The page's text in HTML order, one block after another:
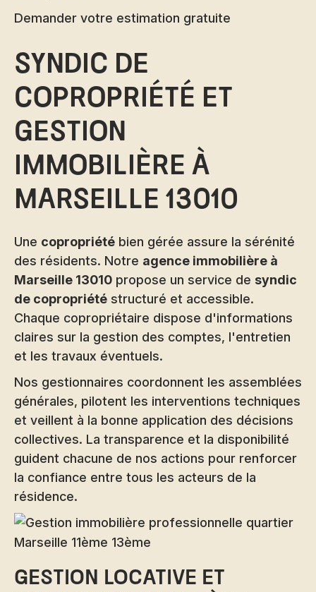
Demander votre estimation gratuite
Syndic de
copropriété et
gestion
immobilière à
Marseille 13010
Une copropriété bien gérée assure la sérénité
des résidents. Notre agence immobilière à
Marseille 13010 propose un service de syndic
de copropriété structuré et accessible.
Chaque copropriétaire dispose d'informations
claires sur la gestion des comptes, l'entretien
et les travaux éventuels.
Nos gestionnaires coordonnent les assemblées
générales, pilotent les interventions techniques
et veillent à la bonne application des décisions
collectives. La transparence et la disponibilité
guident chacune de nos actions pour renforcer
la confiance entre tous les acteurs de la
résidence.
Gestion locative et